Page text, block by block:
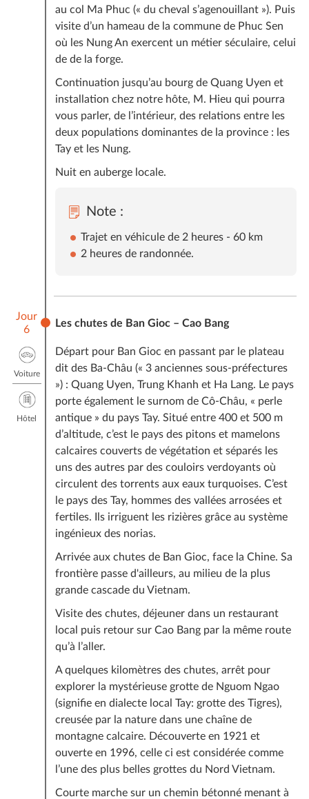
au col Ma Phuc (« du cheval s’agenouillant »). Puis
visite d’un hameau de la commune de Phuc Sen
où les Nung An exercent un métier séculaire, celui
de de la forge.
Continuation jusqu’au bourg de Quang Uyen et
installation chez notre hôte, M. Hieu qui pourra
vous parler, de l’intérieur, des relations entre les
deux populations dominantes de la province : les
Tay et les Nung.
Nuit en auberge locale.
Note :
Trajet en véhicule de 2 heures - 60 km
2 heures de randonnée.
Jour
6
Les chutes de Ban Gioc – Cao Bang
Départ pour Ban Gioc en passant par le plateau
dit des Ba-Châu (« 3 anciennes sous-préfectures
») : Quang Uyen, Trung Khanh et Ha Lang. Le pays
porte également le surnom de Cô-Châu, « perle
antique » du pays Tay. Situé entre 400 et 500 m
d’altitude, c’est le pays des pitons et mamelons
calcaires couverts de végétation et séparés les
uns des autres par des couloirs verdoyants où
circulent des torrents aux eaux turquoises. C’est
le pays des Tay, hommes des vallées arrosées et
fertiles. Ils irriguent les rizières grâce au système
ingénieux des norias.
Arrivée aux chutes de Ban Gioc, face la Chine. Sa
frontière passe d'ailleurs, au milieu de la plus
grande cascade du Vietnam.
Visite des chutes, déjeuner dans un restaurant
local puis retour sur Cao Bang par la même route
qu’à l’aller.
A quelques kilomètres des chutes, arrêt pour
explorer la mystérieuse grotte de Nguom Ngao
(signifie en dialecte local Tay: grotte des Tigres),
creusée par la nature dans une chaîne de
montagne calcaire. Découverte en 1921 et
ouverte en 1996, celle ci est considérée comme
l’une des plus belles grottes du Nord Vietnam.
Courte marche sur un chemin bétonné menant à
Voiture
Hôtel